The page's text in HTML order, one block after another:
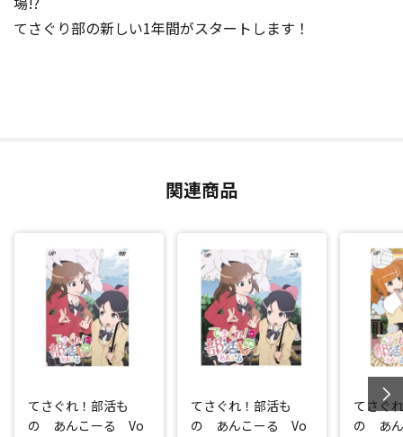
てさぐり部の新しい1年間がスタートします！
関連商品
てさぐれ！部活も
の あんこーる Vo
てさぐれ！部活も
の あんこーる Vo
てさぐ
の あ